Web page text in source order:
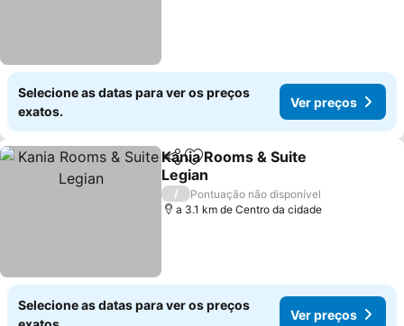
Selecione as datas para ver os preços
exatos.
Ver preços
PartilharAdicionar aos favoritos
Kania Rooms & Suite
Legian
/
Pontuação não disponível
a 3.1 km de Centro da cidade
Selecione as datas para ver os preços
Ver preços